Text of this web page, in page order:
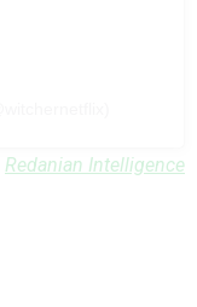
Redanian Intelligence